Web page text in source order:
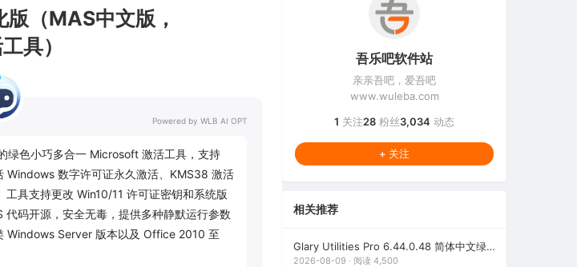
（MAS中文版，
具）
Powered by WLB AI OPT
色小巧多合一 Microsoft 激活工具，支持
数字许可证永久激活、KMS38 激活
具支持更改 Win10/11 许可证密钥和系统版
码开源，安全无毒，提供多种静默运行参数
Windows Server 版本以及 Office 2010 至
吾乐吧软件站
亲亲吾吧，爱吾吧
www.wuleba.com
1 关注28 粉丝3,034 动态
+ 关注
相关推荐
Glary Utilities Pro 6.44.0.48 简体中文绿色破解版（系统维护军刀）
2026-08-09 · 阅读 4,500